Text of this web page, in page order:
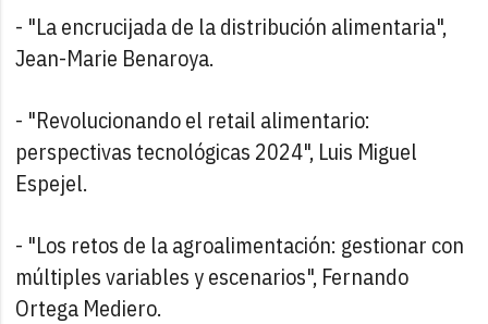
- "La encrucijada de la distribución alimentaria",
Jean-Marie Benaroya.
- "Revolucionando el retail alimentario:
perspectivas tecnológicas 2024", Luis Miguel
Espejel.
- "Los retos de la agroalimentación: gestionar con
múltiples variables y escenarios", Fernando
Ortega Mediero.